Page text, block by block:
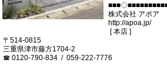
株式会社 アポア
http://apoa.jp/
[ 本店 ]
〒514-0815
三重県津市藤方1704-2
☎ 0120-790-834 / 059-222-7776